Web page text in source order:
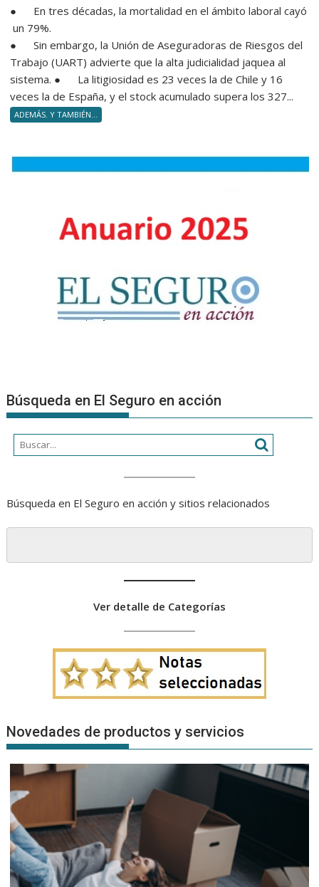
● En tres décadas, la mortalidad en el ámbito laboral cayó
un 79%.
● Sin embargo, la Unión de Aseguradoras de Riesgos del
Trabajo (UART) advierte que la alta judicialidad jaquea al
sistema. ● La litigiosidad es 23 veces la de Chile y 16
veces la de España, y el stock acumulado supera los 327...
ADEMÁS. Y TAMBIÉN...
Búsqueda en El Seguro en acción
Búsqueda en El Seguro en acción y sitios relacionados
Ver detalle de Categorías
Novedades de productos y servicios